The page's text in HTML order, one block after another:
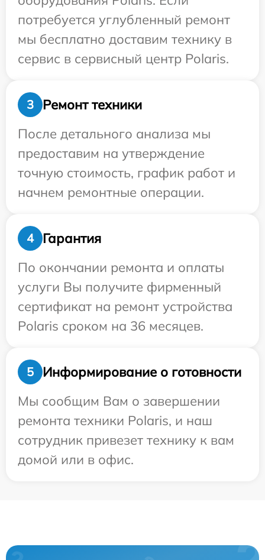
потребуется углубленный ремонт
мы бесплатно доставим технику в
сервис в сервисный центр Polaris.
3
Ремонт техники
После детального анализа мы
предоставим на утверждение
точную стоимость, график работ и
начнем ремонтные операции.
4
Гарантия
По окончании ремонта и оплаты
услуги Вы получите фирменный
сертификат на ремонт устройства
Polaris сроком на 36 месяцев.
5
Информирование о готовности
Мы сообщим Вам о завершении
ремонта техники Polaris, и наш
сотрудник привезет технику к вам
домой или в офис.